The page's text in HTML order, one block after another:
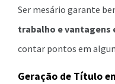
Ser mesário garante
trabalho e vantagens
contar pontos em
Geração de Título